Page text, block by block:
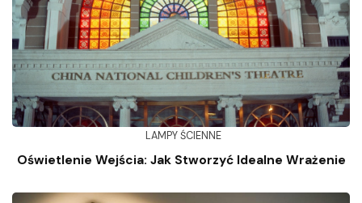
LAMPY ŚCIENNE
Oświetlenie Wejścia: Jak Stworzyć Idealne Wrażenie